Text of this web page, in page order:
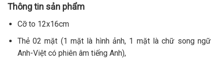
Thông tin sản phẩm
Cỡ to 12x16cm
Thẻ 02 mặt (1 mặt là hình ảnh, 1 mặt là chữ song ngữ
Anh-Việt có phiên âm tiếng Anh),